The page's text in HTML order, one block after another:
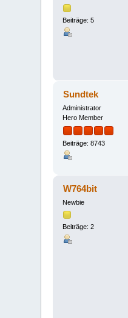
Beiträge: 5
Sundtek
Administrator
Hero Member
Beiträge: 8743
W764bit
Newbie
Beiträge: 2